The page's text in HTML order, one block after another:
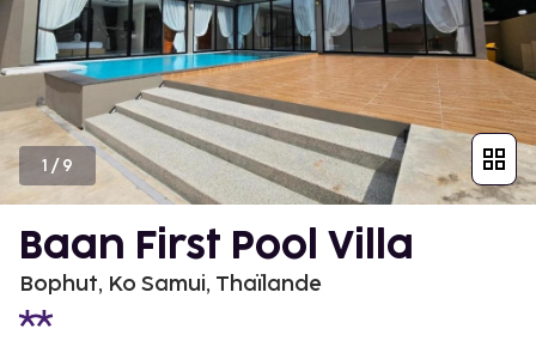
1 /9
Baan First Pool Villa
Bophut, Ko Samui, Thaïlande